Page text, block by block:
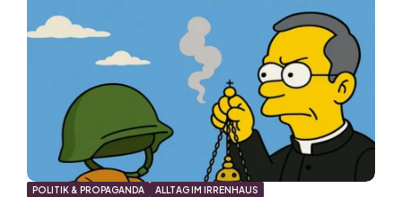
POLITIK & PROPAGANDA ALLTAG IM IRRENHAUS